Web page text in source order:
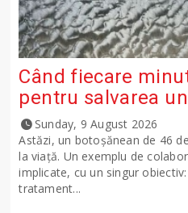
Când fiecare
pentru salvarea
Sunday, 9 August 2026
Astăzi, un botoșănean de 46
la viață. Un exemplu de
implicate, cu un singur
tratament...